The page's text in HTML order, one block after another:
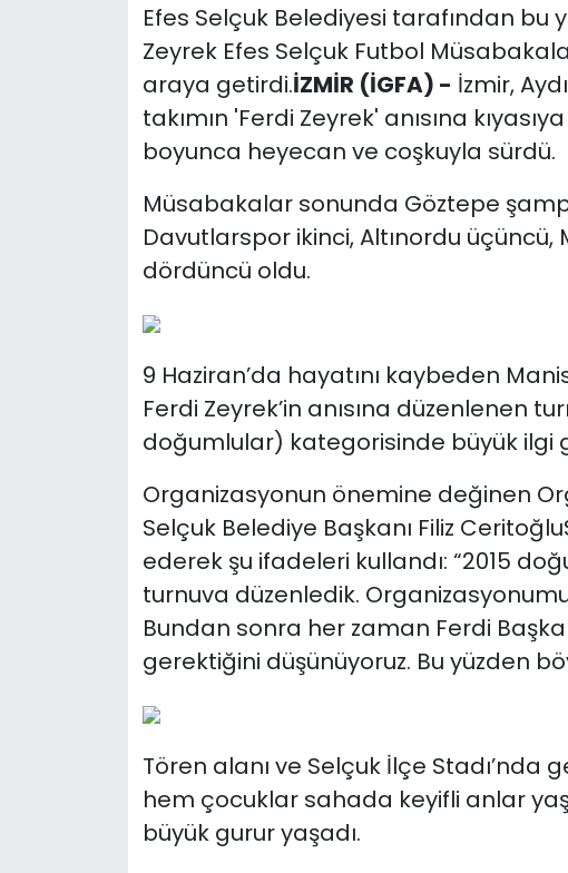
Efes Selçuk Belediyesi tarafından bu
Zeyrek Efes Selçuk Futbol
araya getirdi.İZMİR (İGFA) - İzmir,
takımın 'Ferdi Zeyrek' anısına
boyunca heyecan ve coşkuyla sürdü.
Müsabakalar sonunda Göztepe
Davutlarspor ikinci, Altınordu üçüncü,
dördüncü oldu.
9 Haziran’da hayatını kaybeden
Ferdi Zeyrek’in anısına düzenlenen
doğumlular) kategorisinde büyük ilgi
Organizasyonun önemine değinen
Selçuk Belediye Başkanı Filiz
ederek şu ifadeleri kullandı: “2015
turnuva düzenledik.
Bundan sonra her zaman Ferdi
gerektiğini düşünüyoruz. Bu yüzden
Tören alanı ve Selçuk İlçe Stadı’nda
hem çocuklar sahada keyifli anlar
büyük gurur yaşadı.